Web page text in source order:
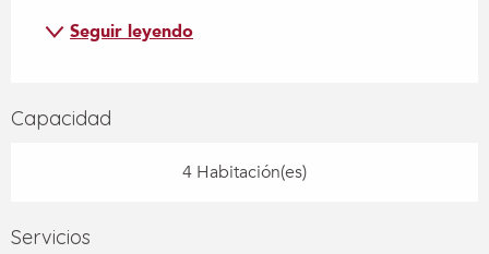
Seguir leyendo
Capacidad
4 Habitación(es)
Servicios